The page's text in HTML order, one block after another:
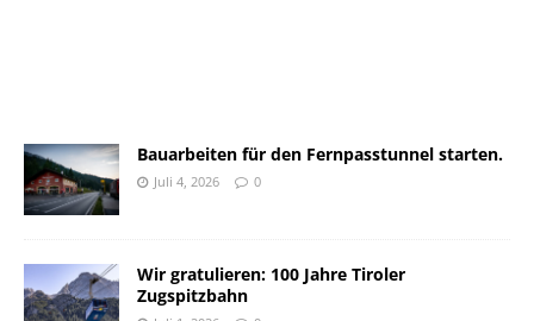
Bauarbeiten für den Fernpasstunnel starten.
Juli 4, 2026 0
Wir gratulieren: 100 Jahre Tiroler
Zugspitzbahn